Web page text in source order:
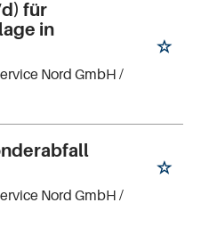
für
in
Nord GmbH /
Nord GmbH /